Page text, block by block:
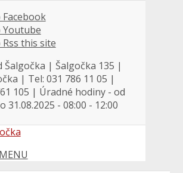
this site
Šalgočka | Šalgočka 135 |
| Tel: 031 786 11 05 |
105 | Úradné hodiny - od
31.08.2025 - 08:00 - 12:00
MENU